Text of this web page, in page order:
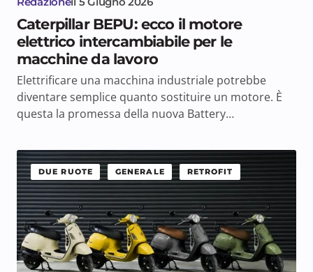
Caterpillar BEPU: ecco il motore
elettrico intercambiabile per le
macchine da lavoro
Elettrificare una macchina industriale potrebbe
diventare semplice quanto sostituire un motore. È
questa la promessa della nuova Battery…
DUE RUOTE GENERALE RETROFIT